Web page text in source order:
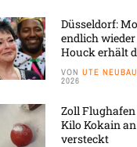
Düsseldorf:
endlich
Houck erhält
VON UTE
2026
Zoll
Kilo Kokain
versteckt